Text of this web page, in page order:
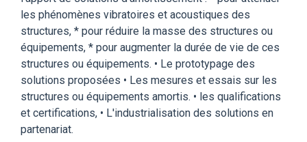
les phénomènes vibratoires et acoustiques des
structures, * pour réduire la masse des structures ou
équipements, * pour augmenter la durée de vie de ces
structures ou équipements. • Le prototypage des
solutions proposées • Les mesures et essais sur les
structures ou équipements amortis. • les qualifications
et certifications, • L'industrialisation des solutions en
partenariat.